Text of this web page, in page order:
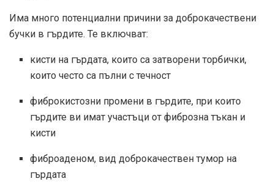
Има много потенциални причини за доброкачествени
бучки в гърдите. Те включват:
кисти на гърдата, които са затворени торбички,
които често са пълни с течност
фиброкистозни промени в гърдите, при които
гърдите ви имат участъци от фиброзна тъкан и
кисти
фиброаденом, вид доброкачествен тумор на
гърдата